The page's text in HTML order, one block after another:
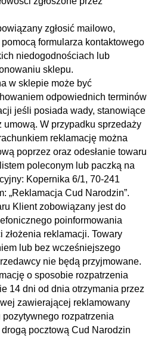
zgłosić mailowo,
formularza kontaktowego
niedogodnościach lub
sklepu.
w sklepie może być
odpowiednich terminów
jeśli posiada wady, stanowiące
W przypadku sprzedaży
reklamację można
poprzez oraz odesłanie towaru
poleconym lub paczką na
Kopernika 6/1, 70-241
„Reklamacja Cud Narodzin”.
Klient zobowiązany jest do
poinformowania
złożenia reklamacji. Towary
lub bez wcześniejszego
nie będą przyjmowane.
o sposobie rozpatrzenia
14 dni od dnia otrzymania przez
zawierającej reklamowany
pozytywnego rozpatrzenia
pocztową Cud Narodzin